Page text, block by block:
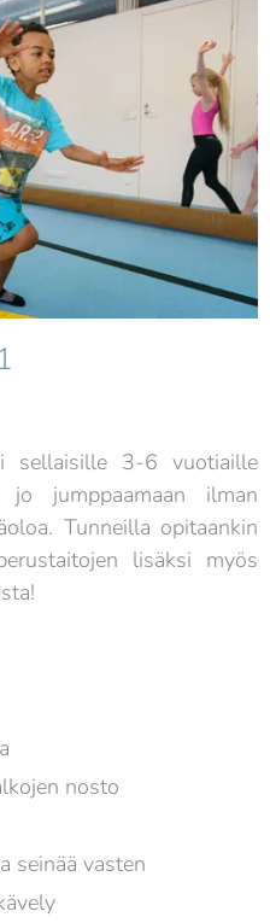
sellaisille 3-6 vuotiaille
jumppaamaan ilman
Tunneilla opitaankin
lisäksi myös
nosto
seinää vasten